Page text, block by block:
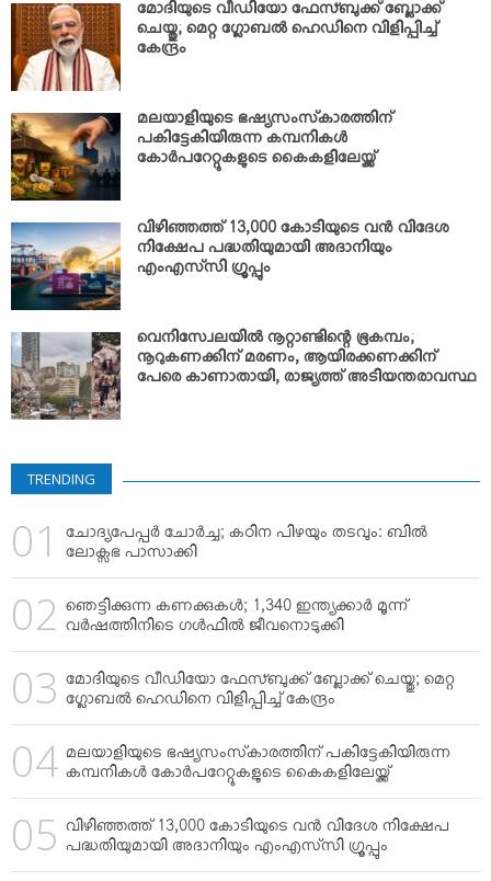
മോദിയുടെ വീഡിയോ ഫേസ്ബുക്ക് ബ്ലോക്ക്
ചെയ്തു; മെറ്റ ഗ്ലോബല്‍ ഹെഡിനെ വിളിപ്പിച്ച്
കേന്ദ്രം
മലയാളിയുടെ ഭഷ്യസംസ്‌കാരത്തിന്
പകിട്ടേകിയിരുന്ന കമ്പനികള്‍
കോര്‍പറേറ്റുകളുടെ കൈകളിലേയ്ക്ക്
വിഴിഞ്ഞത്ത് 13,000 കോടിയുടെ വന്‍ വിദേശ
നിക്ഷേപ പദ്ധതിയുമായി അദാനിയും
എംഎസ്‌സി ഗ്രൂപ്പും
വെനിസ്വേലയില്‍ നൂറ്റാണ്ടിന്റെ ഭൂകമ്പം;
നൂറുകണക്കിന് മരണം, ആയിരക്കണക്കിന്
പേരെ കാണാതായി, രാജ്യത്ത് അടിയന്തരാവസ്ഥ
TRENDING
ചോദ്യപേപ്പര്‍ ചോര്‍ച്ച; കഠിന പിഴയും തടവും: ബില്‍
ലോക്സഭ പാസാക്കി
ഞെട്ടിക്കുന്ന കണക്കുകള്‍; 1,340 ഇന്ത്യക്കാര്‍ മൂന്ന്
വര്‍ഷത്തിനിടെ ഗള്‍ഫില്‍ ജീവനൊടുക്കി
മോദിയുടെ വീഡിയോ ഫേസ്ബുക്ക് ബ്ലോക്ക് ചെയ്തു; മെറ്റ
ഗ്ലോബല്‍ ഹെഡിനെ വിളിപ്പിച്ച് കേന്ദ്രം
മലയാളിയുടെ ഭഷ്യസംസ്‌കാരത്തിന് പകിട്ടേകിയിരുന്ന
കമ്പനികള്‍ കോര്‍പറേറ്റുകളുടെ കൈകളിലേയ്ക്ക്
വിഴിഞ്ഞത്ത് 13,000 കോടിയുടെ വന്‍ വിദേശ നിക്ഷേപ
പദ്ധതിയുമായി അദാനിയും എംഎസ്‌സി ഗ്രൂപ്പും